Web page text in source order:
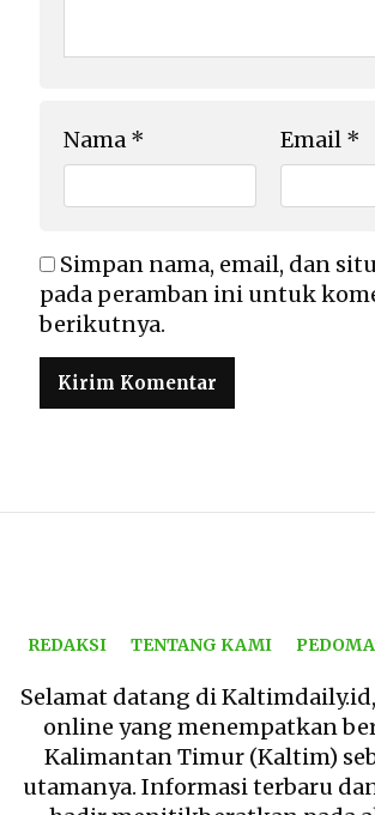
Nama * Email *
Simpan nama, email, dan
pada peramban ini untuk
berikutnya.
REDAKSI TENTANG KAMI
Selamat datang di
online yang menempatkan
Kalimantan Timur (Kaltim)
utamanya. Informasi terbaru